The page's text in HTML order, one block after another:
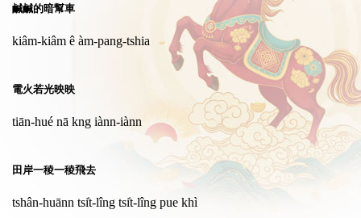
鹹鹹的暗幫車
kiâm-kiâm ê àm-pang-tshia
電火若光映映
tiān-hué nā kng iànn-iànn
田岸一稜一稜飛去
tshân-huānn tsi̍t-lîng tsi̍t-lîng pue khì